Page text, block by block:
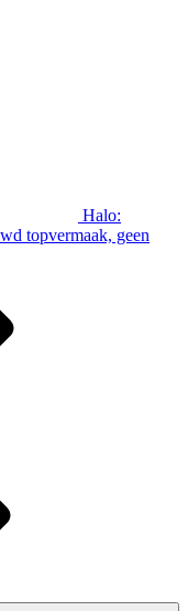
Halo:
topvermaak, geen